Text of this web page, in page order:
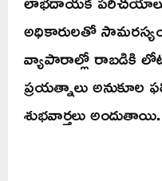
అధికారులతో సామరస్యం
వ్యాపారాల్లో రాబడికి
ప్రయత్నాలు
శుభవార్తలు అందుతాయి.